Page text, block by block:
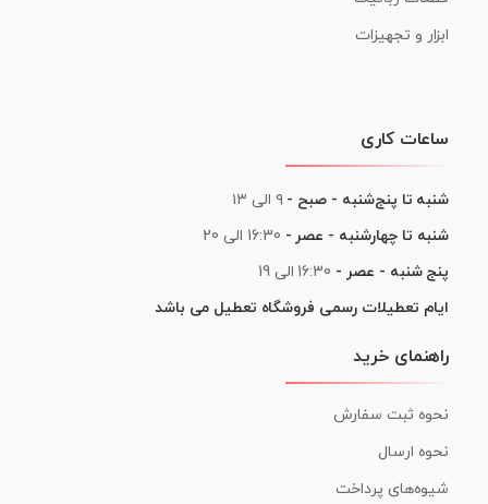
ابزار و تجهیزات
ساعات کاری
شنبه تا پنج‌شنبه - صبح - ۹ الی ۱۳
شنبه تا چهارشنبه - عصر - 16:30 الی 20
پنج شنبه - عصر - 16:30 الی 19
ایام تعطیلات رسمی فروشگاه تعطیل می باشد
راهنمای خرید
نحوه ثبت سفارش
نحوه ارسال
شیوه‌های پرداخت